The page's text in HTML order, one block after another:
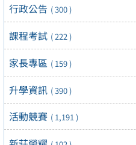
行政公告 ( 300 )
課程考試 ( 222 )
家長專區 ( 159 )
升學資訊 ( 390 )
活動競賽 ( 1,191 )